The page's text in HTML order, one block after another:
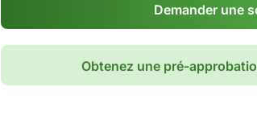
Demander une
Obtenez une pré-